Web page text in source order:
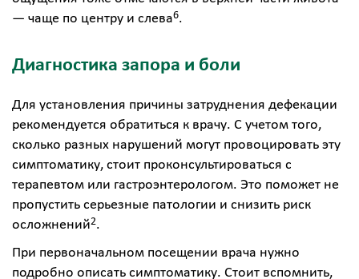
— чаще по центру и слева6.
Диагностика запора и боли
Для установления причины затруднения дефекации
рекомендуется обратиться к врачу. С учетом того,
сколько разных нарушений могут провоцировать эту
симптоматику, стоит проконсультироваться с
терапевтом или гастроэнтерологом. Это поможет не
пропустить серьезные патологии и снизить риск
осложнений2.
При первоначальном посещении врача нужно
подробно описать симптоматику. Стоит вспомнить,